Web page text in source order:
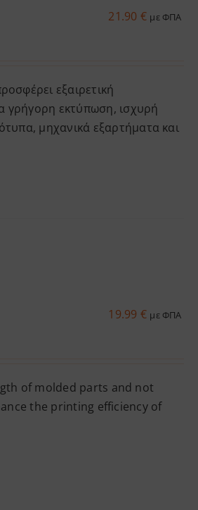
21.90 € με ΦΠΑ
εξαιρετική
γρήγορη εκτύπωση, ισχυρή
μηχανικά εξαρτήματα και
19.99 € με ΦΠΑ
of molded parts and not
the printing efficiency of